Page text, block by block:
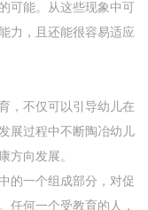
可能。从这些现象中可
力，且还能很容易适应
不仅可以引导幼儿在
展过程中不断陶冶幼儿
方向发展。
一个组成部分，对促
任何一个受教育的人，